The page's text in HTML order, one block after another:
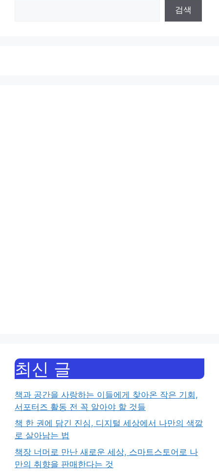
검색
최신 글
책과 공간을 사랑하는 이들에게 찾아온 작은 기회,
서포터즈 활동 전 꼭 알아야 할 것들
책 한 권에 담긴 진심, 디지털 세상에서 나만의 색깔
로 살아남는 법
책장 너머로 만난 새로운 세상, 스마트스토어로 나
만의 취향을 판매한다는 것